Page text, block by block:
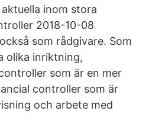
inom stora
2018-10-08
som rådgivare. Som
olika inriktning,
som är en mer
controller som är
och arbete med